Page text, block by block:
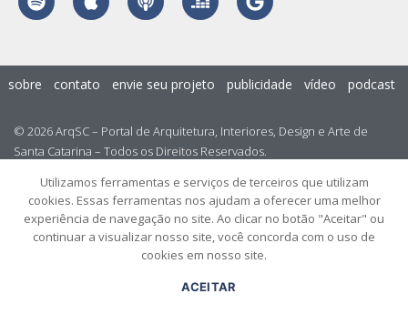
© 2026 ArqSC – Portal de Arquitetura, Interiores, Design e Arte de
Santa Catarina – Todos os Direitos Reservados.
sobre contato envie seu projeto publicidade vídeo podcast
Utilizamos ferramentas e serviços de terceiros que utilizam
cookies. Essas ferramentas nos ajudam a oferecer uma melhor
experiência de navegação no site. Ao clicar no botão "Aceitar" ou
continuar a visualizar nosso site, você concorda com o uso de
cookies em nosso site.
ACEITAR